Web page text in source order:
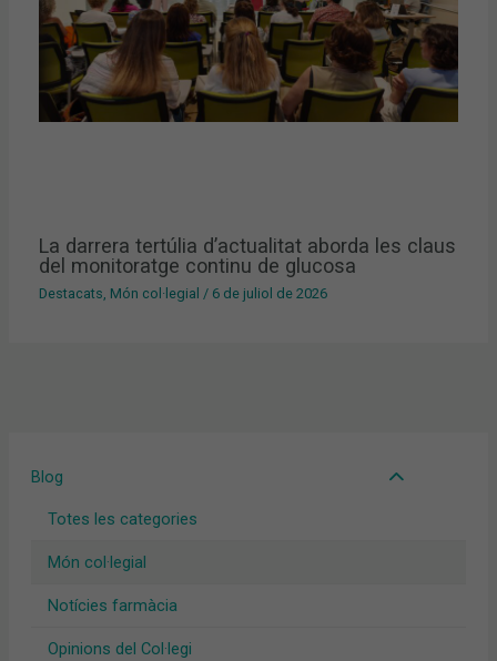
Blog
Totes les categories
Món col·legial
Notícies farmàcia
Opinions del Col·legi
La darrera tertúlia d’actualitat aborda les claus
del monitoratge continu de glucosa
Destacats, Món col·legial / 6 de juliol de 2026